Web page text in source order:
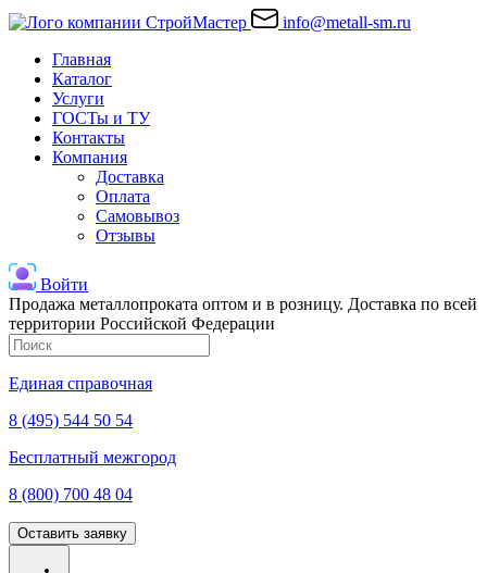
info@metall-sm.ru
Главная
Каталог
Услуги
ГОСТы и ТУ
Контакты
Компания
Доставка
Оплата
Самовывоз
Отзывы
Войти
Продажа металлопроката оптом и в розницу. Доставка по всей
территории Российской Федерации
Единая справочная
8 (495) 544 50 54
Бесплатный межгород
8 (800) 700 48 04
Оставить заявку